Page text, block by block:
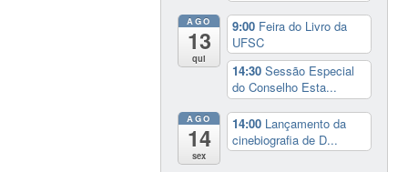
AGO
13
qui
9:00 Feira do Livro da
UFSC
14:30Sessão Especial
do Conselho Esta...
AGO
14
sex
14:00 Lançamento da
cinebiografia de D...